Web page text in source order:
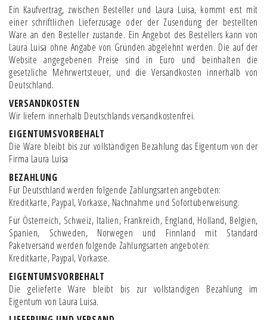
Ein Kaufvertrag, zwischen Besteller und Laura Luisa, kommt erst mit
einer schriftlichen Lieferzusage oder der Zusendung der bestellten
Ware an den Besteller zustande. Ein Angebot des Bestellers kann von
Laura Luisa ohne Angabe von Gründen abgelehnt werden. Die auf der
Website angegebenen Preise sind in Euro und beinhalten die
gesetzliche Mehrwertsteuer, und die Versandkosten innerhalb von
Deutschland.
VERSANDKOSTEN
Wir liefern innerhalb Deutschlands versandkostenfrei.
EIGENTUMSVORBEHALT
Die Ware bleibt bis zur vollständigen Bezahlung das Eigentum von der
Firma Laura Luisa
BEZAHLUNG
Für Deutschland werden folgende Zahlungsarten angeboten:
Kreditkarte, Paypal, Vorkasse, Nachnahme und Sofortüberweisung.
Für Österreich, Schweiz, Italien, Frankreich, England, Holland, Belgien,
Spanien, Schweden, Norwegen und Finnland mit Standard
Paketversand werden folgende Zahlungsarten angeboten:
Kreditkarte, Paypal, Vorkasse.
EIGENTUMSVORBEHALT
Die gelieferte Ware bleibt bis zur vollständigen Bezahlung im
Eigentum von Laura Luisa.